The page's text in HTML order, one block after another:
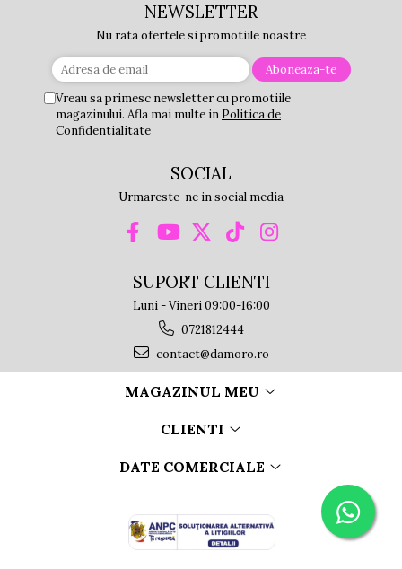
NEWSLETTER
Nu rata ofertele si promotiile noastre
Vreau sa primesc newsletter cu promotiile
magazinului. Afla mai multe in Politica de
Confidentialitate
SOCIAL
Urmareste-ne in social media
SUPORT CLIENTI
Luni - Vineri 09:00-16:00
0721812444
contact@damoro.ro
MAGAZINUL MEU
CLIENTI
DATE COMERCIALE